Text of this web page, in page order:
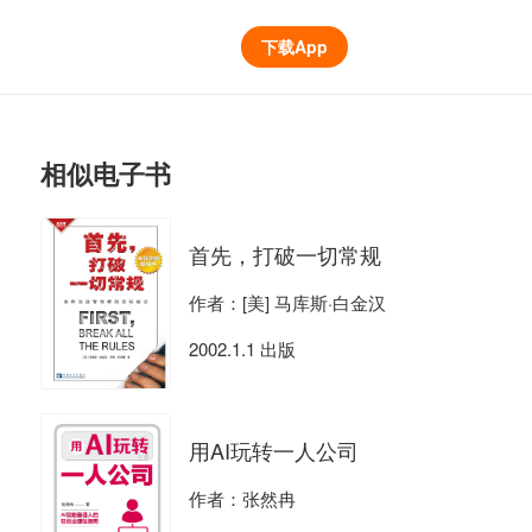
下载App
相似电子书
首先，打破一切常规
作者：[美] 马库斯·白金汉
2002.1.1 出版
用AI玩转一人公司
作者：张然冉